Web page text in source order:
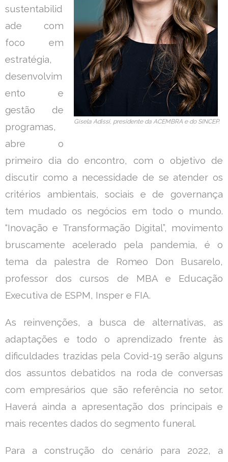
Gisela Adissi, presidente da ACEMBRA e do SINCEP.
sustentabilid
ade com
foco em
estratégia,
desenvolvim
ento e
gestão de
programas,
abre o
primeiro dia do encontro, com o objetivo de
discutir como a necessidade de se atender os
critérios ambientais, sociais e de governança
tem mudado os negócios em todo o mundo.
“Inovação e Transformação Digital”, movimento
bruscamente acelerado pela pandemia, é o
tema da palestra de Romeo Don Busarelo,
professor dos cursos de MBA e Educação
Executiva de ESPM, Insper e FIA.
As reinvenções, a busca de alternativas, as
adaptações e todo o aprendizado frente às
dificuldades trazidas pela Covid-19 serão alguns
dos assuntos debatidos na roda de conversas
com empresários que são referência no setor.
Haverá ainda a apresentação dos principais e
mais recentes dados do segmento funeral.
Para a construção do cenário para 2022, a